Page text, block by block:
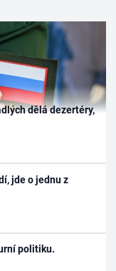
dělá dezertéry,
jde o jednu z
politiku.